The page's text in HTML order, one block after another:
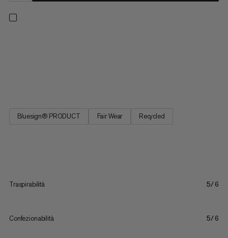
Bluesign® PRODUCT Fair Wear Recycled
Traspirabilità 5/6
Confezionabilità 5/6